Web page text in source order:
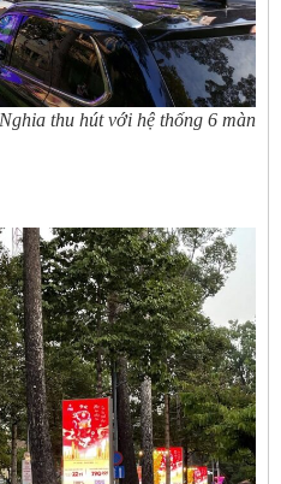
thu hút với hệ thống 6 màn